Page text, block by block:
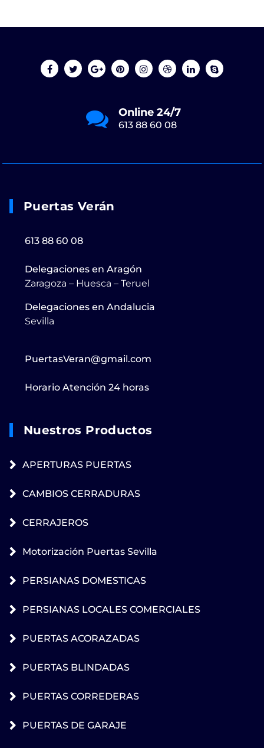
Online 24/7
613 88 60 08
Puertas Verán
613 88 60 08
Delegaciones en Aragón
Zaragoza – Huesca – Teruel
Delegaciones en Andalucia
Sevilla
PuertasVeran@gmail.com
Horario Atención 24 horas
Nuestros Productos
APERTURAS PUERTAS
CAMBIOS CERRADURAS
CERRAJEROS
Motorización Puertas Sevilla
PERSIANAS DOMESTICAS
PERSIANAS LOCALES COMERCIALES
PUERTAS ACORAZADAS
PUERTAS BLINDADAS
PUERTAS CORREDERAS
PUERTAS DE GARAJE